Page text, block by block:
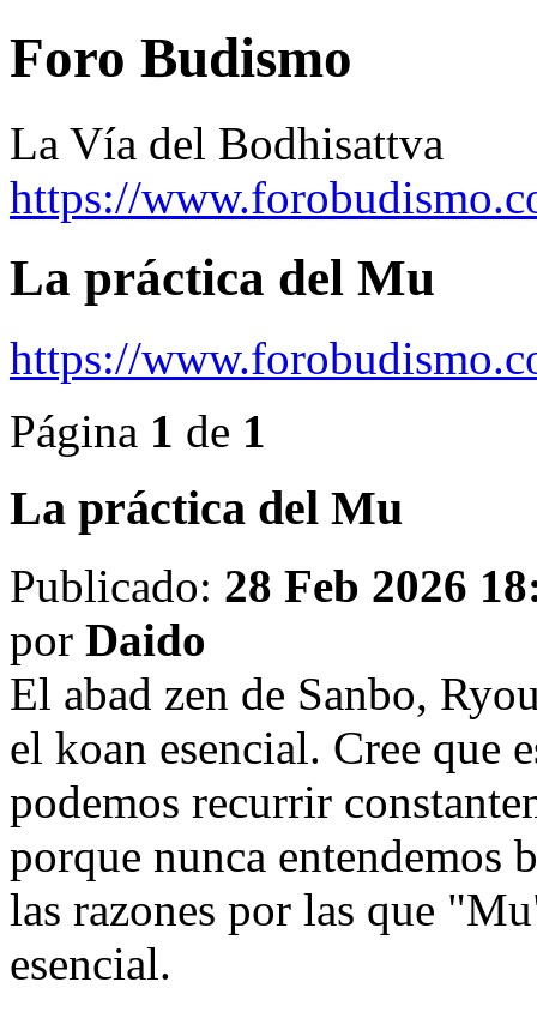
Foro Budismo
La Vía del Bodhisattva
https://
La práctica del Mu
https://
Página 1 de 1
La práctica del Mu
Publicado: 28 Feb 2026
por Daido
El abad zen de Sanbo,
el koan esencial. Cree que
podemos recurrir
porque nunca entendemos
las razones por las que
esencial.